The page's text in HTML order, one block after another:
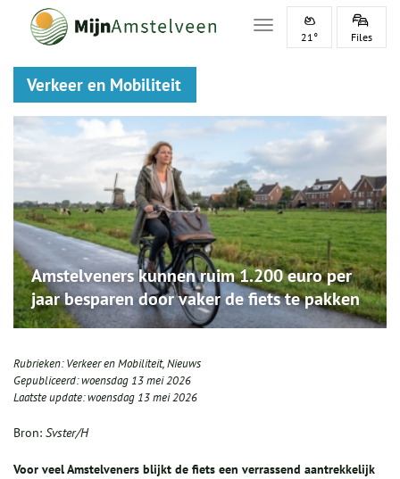
Toggle navigation
21° Files
Verkeer en Mobiliteit
Amstelveners kunnen ruim 1.200 euro per
jaar besparen door vaker de fiets te pakken
Rubrieken:Verkeer en Mobiliteit,Nieuws
Gepubliceerd:woensdag 13 mei 2026
Laatste update:woensdag 13 mei 2026
Bron: Svster/H
Voor veel Amstelveners blijkt de fiets een verrassend aantrekkelijk